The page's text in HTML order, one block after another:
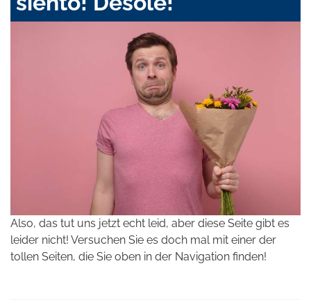
Also, das tut uns jetzt echt leid, aber diese Seite gibt es
leider nicht! Versuchen Sie es doch mal mit einer der
tollen Seiten, die Sie oben in der Navigation finden!